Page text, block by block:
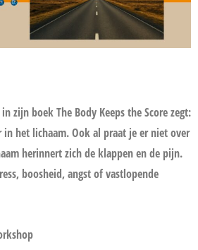
zijn boek The Body Keeps the Score zegt:
in het lichaam. Ook al praat je er niet over
herinnert zich de klappen en de pijn.
boosheid, angst of vastlopende